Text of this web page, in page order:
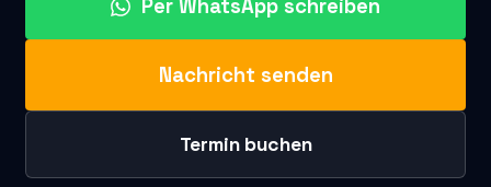
Per WhatsApp schreiben
Nachricht senden
Termin buchen